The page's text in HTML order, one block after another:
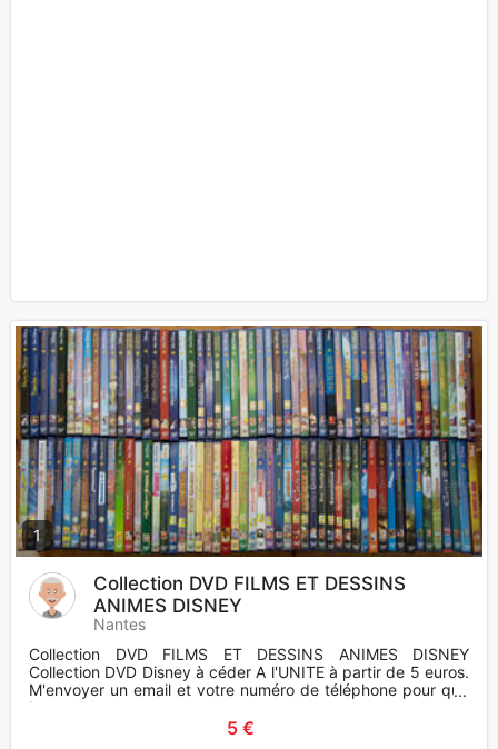
1
Collection DVD FILMS ET DESSINS
ANIMES DISNEY
Nantes
Collection DVD FILMS ET DESSINS ANIMES DISNEY
Collection DVD Disney à céder A l'UNITE à partir de 5 euros.
M'envoyer un email et votre numéro de téléphone pour que
je vous do
5 €